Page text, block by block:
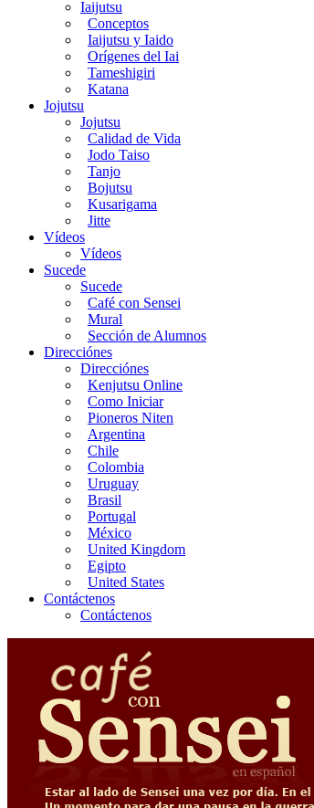
Iaijutsu
Conceptos
Iaijutsu y Iaido
Orígenes del Iai
Tameshigiri
Katana
Jojutsu
Jojutsu
Calidad de Vida
Jodo Taiso
Tanjo
Bojutsu
Kusarigama
Jitte
Vídeos
Vídeos
Sucede
Sucede
Café con Sensei
Mural
Sección de Alumnos
Direcciónes
Direcciónes
Kenjutsu Online
Como Iniciar
Pioneros Niten
Argentina
Chile
Colombia
Uruguay
Brasil
Portugal
México
United Kingdom
Egipto
United States
Contáctenos
Contáctenos